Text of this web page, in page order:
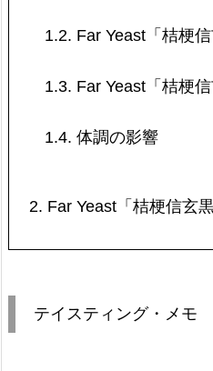
1.2. Far Yeast「桔梗
1.3. Far Yeast「桔梗
1.4. 体調の影響
2. Far Yeast「桔梗信玄
テイスティング・メモ